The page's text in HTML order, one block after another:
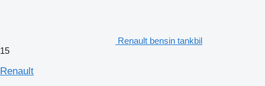
Renault bensin tankbil
15
Renault